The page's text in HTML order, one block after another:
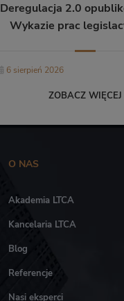
Deregulacja 2.0
Wykazie prac
6 sierpień 2026
ZOBACZ WIĘCEJ
O NAS
Akademia LTCA
Kancelaria LTCA
Blog
Referencje
Nasi eksperci